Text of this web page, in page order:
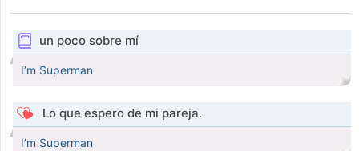
un poco sobre mí
I’m Superman
Lo que espero de mi pareja.
I’m Superman